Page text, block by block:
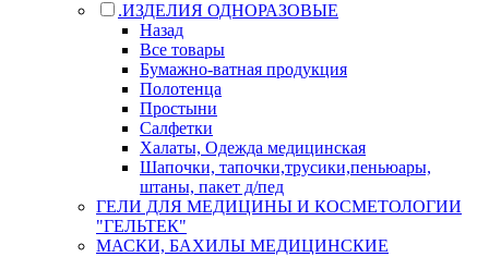
.ИЗДЕЛИЯ ОДНОРАЗОВЫЕ
Назад
Все товары
Бумажно-ватная продукция
Полотенца
Простыни
Салфетки
Халаты, Одежда медицинская
Шапочки, тапочки,трусики,пеньюары,
штаны, пакет д/пед
ГЕЛИ ДЛЯ МЕДИЦИНЫ И КОСМЕТОЛОГИИ
"ГЕЛЬТЕК"
МАСКИ, БАХИЛЫ МЕДИЦИНСКИЕ